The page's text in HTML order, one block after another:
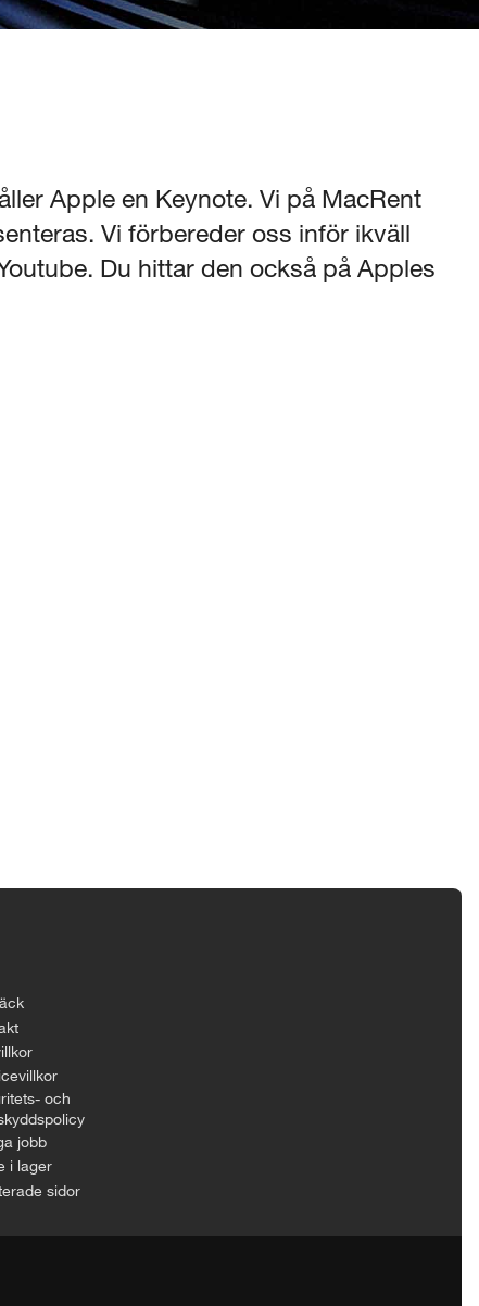
Apple en Keynote. Vi på MacRent
Vi förbereder oss inför ikväll
Du hittar den också på Apples
och
jobb
i lager
sidor